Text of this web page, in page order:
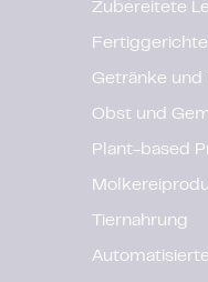
Zubereitete
Fertiggerichte
Getränke
Obst und
Plant-based
Tiernahrung